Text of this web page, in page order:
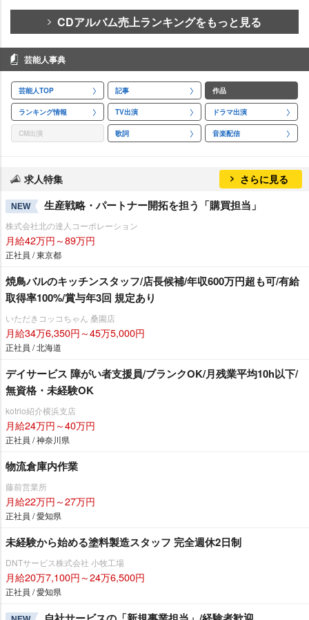
CDアルバム売上ランキングをもっと見る
芸能人事典
芸能人TOP 記事 作品
ランキング情報 TV出演 ドラマ出演
CM出演 歌詞 音楽配信
求人特集 さらに見る
NEW 生産戦略・パートナー開拓を担う「購買担当」
株式会社北の達人コーポレーション
月給42万円～89万円
正社員 / 東京都
焼鳥バルのキッチンスタッフ/店長候補/年収600万円超も可/有給
取得率100%/賞与年3回 規定あり
いただきコッコちゃん 桑園店
月給34万6,350円～45万5,000円
正社員 / 北海道
デイサービス 障がい者支援員/ブランクOK/月残業平均10h以下/
無資格・未経験OK
kotrio紹介横浜支店
月給24万円～40万円
正社員 / 神奈川県
物流倉庫内作業
藤前営業所
月給22万円～27万円
正社員 / 愛知県
未経験から始める塗料製造スタッフ 完全週休2日制
DNTサービス株式会社 小牧工場
月給20万7,100円～24万6,500円
正社員 / 愛知県